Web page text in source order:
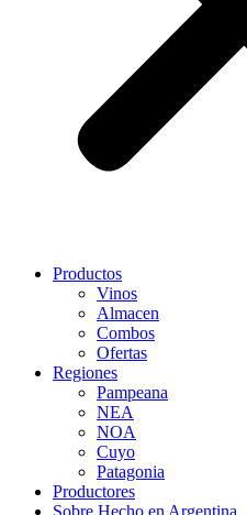
Productos
Vinos
Almacen
Combos
Ofertas
Regiones
Pampeana
NEA
NOA
Cuyo
Patagonia
Productores
Sobre Hecho en Argentina